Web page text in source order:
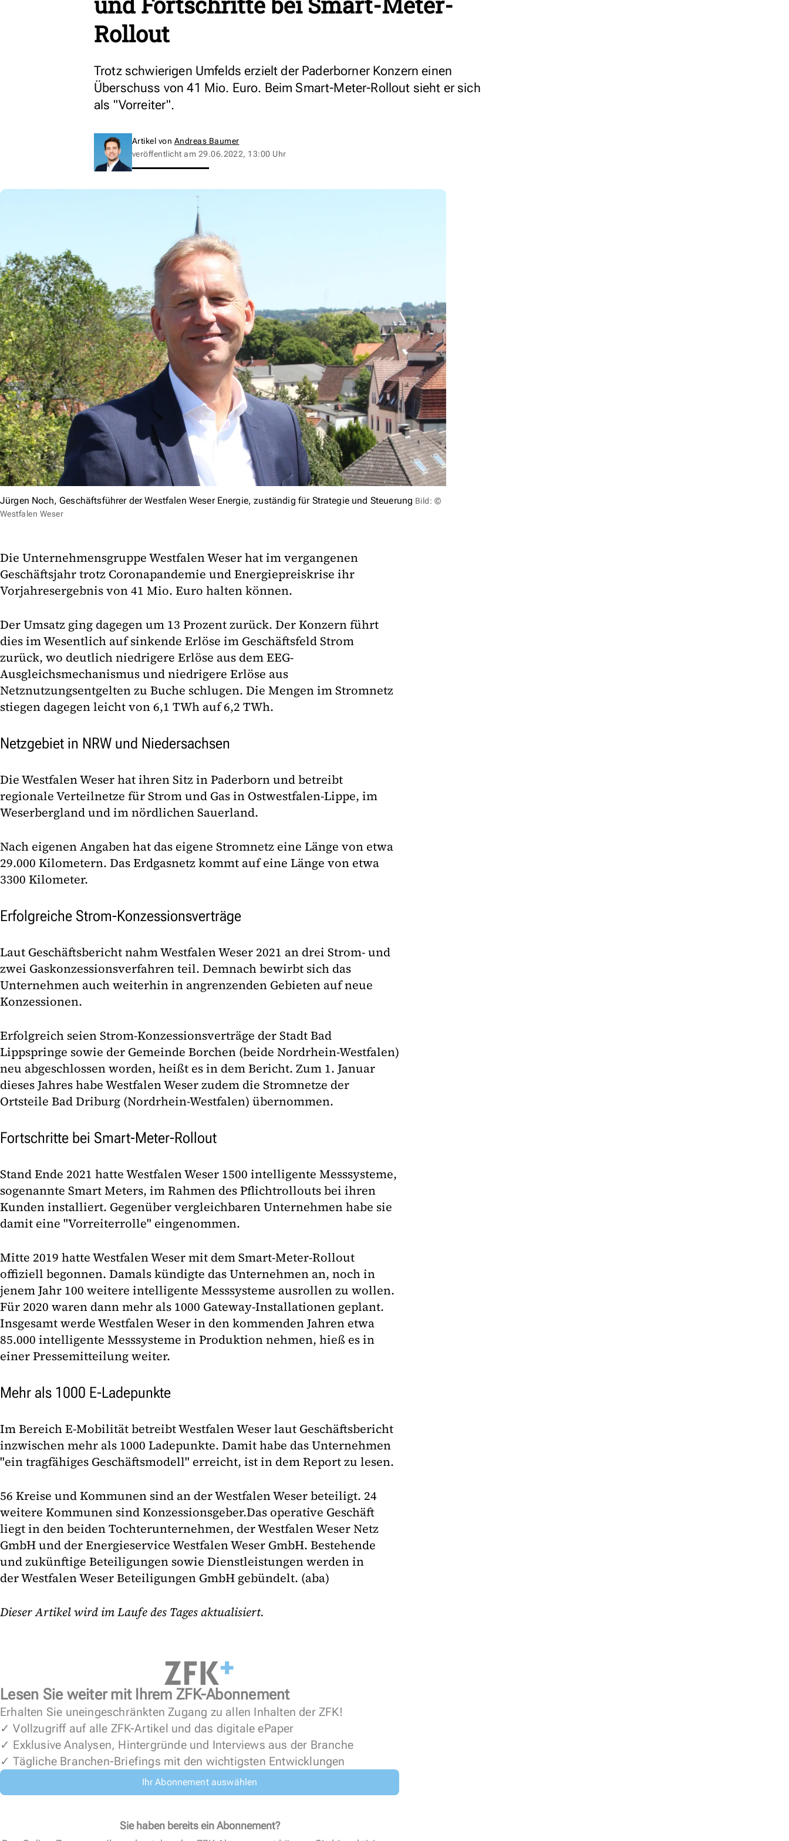
Rollout
Trotz schwierigen Umfelds erzielt der Paderborner Konzern einen
Überschuss von 41 Mio. Euro. Beim Smart-Meter-Rollout sieht er sich
als "Vorreiter".
Artikel von Andreas Baumer
veröffentlicht am 29.06.2022, 13:00 Uhr
Jürgen Noch, Geschäftsführer der Westfalen Weser Energie, zuständig für Strategie und Steuerung Bild: ©
Westfalen Weser
Die Unternehmensgruppe Westfalen Weser hat im vergangenen
Geschäftsjahr trotz Coronapandemie und Energiepreiskrise ihr
Vorjahresergebnis von 41 Mio. Euro halten können.
Der Umsatz ging dagegen um 13 Prozent zurück. Der Konzern führt
dies im Wesentlich auf sinkende Erlöse im Geschäftsfeld Strom
zurück, wo deutlich niedrigere Erlöse aus dem EEG-
Ausgleichsmechanismus und niedrigere Erlöse aus
Netznutzungsentgelten zu Buche schlugen. Die Mengen im Stromnetz
stiegen dagegen leicht von 6,1 TWh auf 6,2 TWh.
Netzgebiet in NRW und Niedersachsen
Die Westfalen Weser hat ihren Sitz in Paderborn und betreibt
regionale Verteilnetze für Strom und Gas in Ostwestfalen-Lippe, im
Weserbergland und im nördlichen Sauerland.
Nach eigenen Angaben hat das eigene Stromnetz eine Länge von etwa
29.000 Kilometern. Das Erdgasnetz kommt auf eine Länge von etwa
3300 Kilometer.
Erfolgreiche Strom-Konzessionsverträge
Laut Geschäftsbericht nahm Westfalen Weser 2021 an drei Strom- und
zwei Gaskonzessionsverfahren teil. Demnach bewirbt sich das
Unternehmen auch weiterhin in angrenzenden Gebieten auf neue
Konzessionen.
Erfolgreich seien Strom-Konzessionsverträge der Stadt Bad
Lippspringe sowie der Gemeinde Borchen (beide Nordrhein-Westfalen)
neu abgeschlossen worden, heißt es in dem Bericht. Zum 1. Januar
dieses Jahres habe Westfalen Weser zudem die Stromnetze der
Ortsteile Bad Driburg (Nordrhein-Westfalen) übernommen.
Fortschritte bei Smart-Meter-Rollout
Stand Ende 2021 hatte Westfalen Weser 1500 intelligente Messsysteme,
sogenannte Smart Meters, im Rahmen des Pflichtrollouts bei ihren
Kunden installiert. Gegenüber vergleichbaren Unternehmen habe sie
damit eine "Vorreiterrolle" eingenommen.
Mitte 2019 hatte Westfalen Weser mit dem Smart-Meter-Rollout
offiziell begonnen. Damals kündigte das Unternehmen an, noch in
jenem Jahr 100 weitere intelligente Messsysteme ausrollen zu wollen.
Für 2020 waren dann mehr als 1000 Gateway-Installationen geplant.
Insgesamt werde Westfalen Weser in den kommenden Jahren etwa
85.000 intelligente Messsysteme in Produktion nehmen, hieß es in
einer Pressemitteilung weiter.
Mehr als 1000 E-Ladepunkte
Im Bereich E-Mobilität betreibt Westfalen Weser laut Geschäftsbericht
inzwischen mehr als 1000 Ladepunkte. Damit habe das Unternehmen
"ein tragfähiges Geschäftsmodell" erreicht, ist in dem Report zu lesen.
56 Kreise und Kommunen sind an der Westfalen Weser beteiligt. 24
weitere Kommunen sind Konzessionsgeber.Das operative Geschäft
liegt in den beiden Tochterunternehmen, der Westfalen Weser Netz
GmbH und der Energieservice Westfalen Weser GmbH. Bestehende
und zukünftige Beteiligungen sowie Dienstleistungen werden in
der Westfalen Weser Beteiligungen GmbH gebündelt. (aba)
Dieser Artikel wird im Laufe des Tages aktualisiert.
Lesen Sie weiter mit Ihrem ZFK-Abonnement
Erhalten Sie uneingeschränkten Zugang zu allen Inhalten der ZFK!
✓ Vollzugriff auf alle ZFK-Artikel und das digitale ePaper
✓ Exklusive Analysen, Hintergründe und Interviews aus der Branche
✓ Tägliche Branchen-Briefings mit den wichtigsten Entwicklungen
Ihr Abonnement auswählen
Sie haben bereits ein Abonnement?